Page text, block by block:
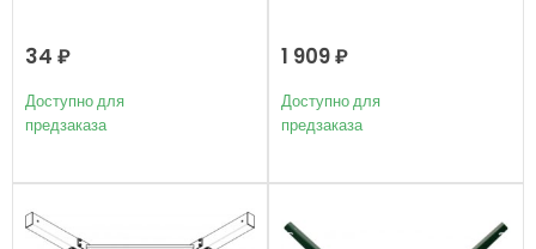
34 ₽
Доступно для
предзаказа
1 909₽
Доступно для
предзаказа